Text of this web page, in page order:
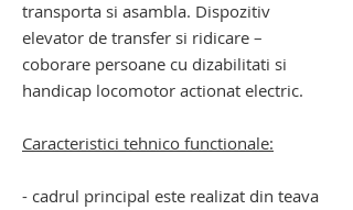
transporta si asambla. Dispozitiv
elevator de transfer si ridicare –
coborare persoane cu dizabilitati si
handicap locomotor actionat electric.
Caracteristici tehnico functionale:
- cadrul principal este realizat din teava